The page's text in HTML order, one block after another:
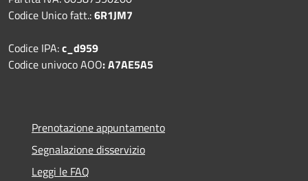
Codice Unico fatt.:6R1JM7
Codice IPA:c_d959
Codice univoco AOO: A7AE5A5
Prenotazione appuntamento
Segnalazione disservizio
Leggi le FAQ